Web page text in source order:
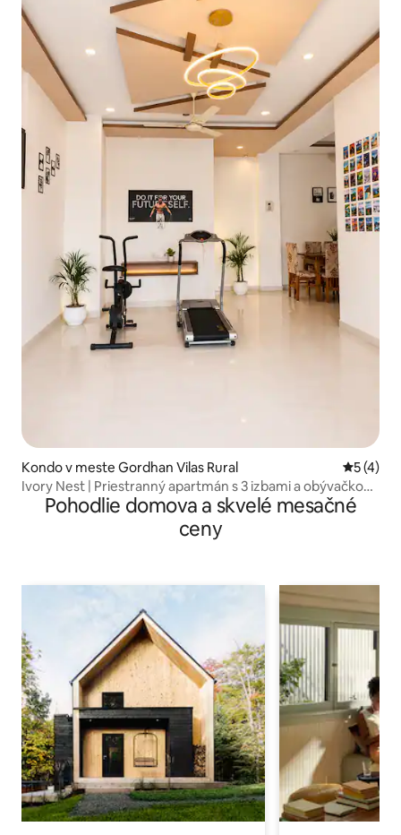
Kondo v meste Gordhan Vilas Rural
5 (4)
Ivory Nest | Priestranný apartmán s 3 izbami a obývačkou |
Ideálne pre skupiny
Pohodlie domova a skvelé mesačné
ceny